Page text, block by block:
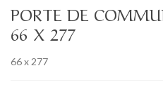
PORTE DE
66 X 277
66 x 277